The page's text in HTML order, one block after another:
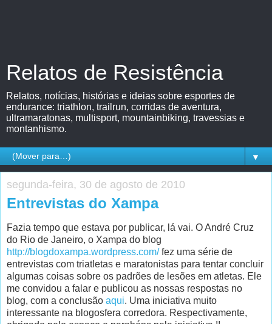
Relatos de Resistência
Relatos, notícias, histórias e ideias sobre esportes de
endurance: triathlon, trailrun, corridas de aventura,
ultramaratonas, multisport, mountainbiking, travessias e
montanhismo.
▼
segunda-feira, 30 de agosto de 2010
Entrevistas do Xampa
Fazia tempo que estava por publicar, lá vai. O André Cruz
do Rio de Janeiro, o Xampa do blog
http://blogdoxampa.wordpress.com/fez uma série de
entrevistas com triatletas e maratonistas para tentar concluir
algumas coisas sobre os padrões de lesões em atletas. Ele
me convidou a falar e publicou as nossas respostas no
blog, com a conclusão aqui. Uma iniciativa muito
interessante na blogosfera corredora. Respectivamente,